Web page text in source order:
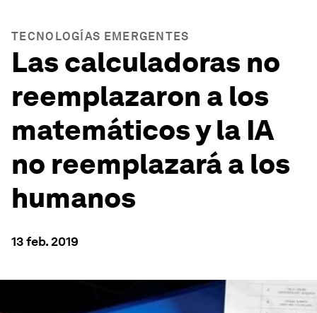
TECNOLOGÍAS EMERGENTES
Las calculadoras no
reemplazaron a los
matemáticos y la IA
no reemplazará a los
humanos
13 feb. 2019